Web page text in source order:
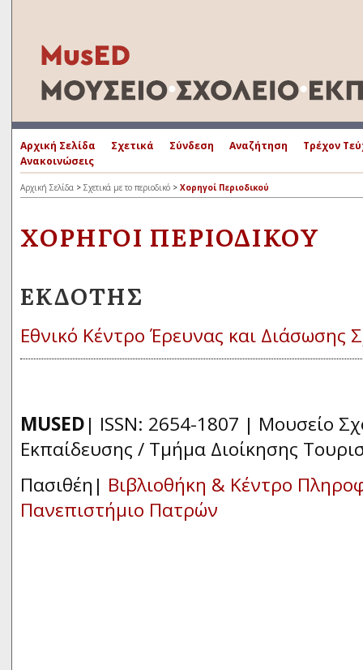
Αρχική Σελίδα Σχετικά Σύνδεση Αναζήτηση
Τρέχον
Ανακοινώσεις
Αρχική Σελίδα > Σχετικά με το περιοδικό > Χορηγοί Περιοδικού
ΧΟΡΗΓΟΊ ΠΕΡΙΟΔΙΚΟΎ
ΕΚΔΌΤΗΣ
Εθνικό Κέντρο Έρευνας και Διάσωσης
MUSED| ISSN: 2654-1807 | Μουσείο
Εκπαίδευσης / Τμήμα Διοίκησης
Πασιθέη| Βιβλιοθήκη & Κέντρο
Πανεπιστήμιο Πατρών